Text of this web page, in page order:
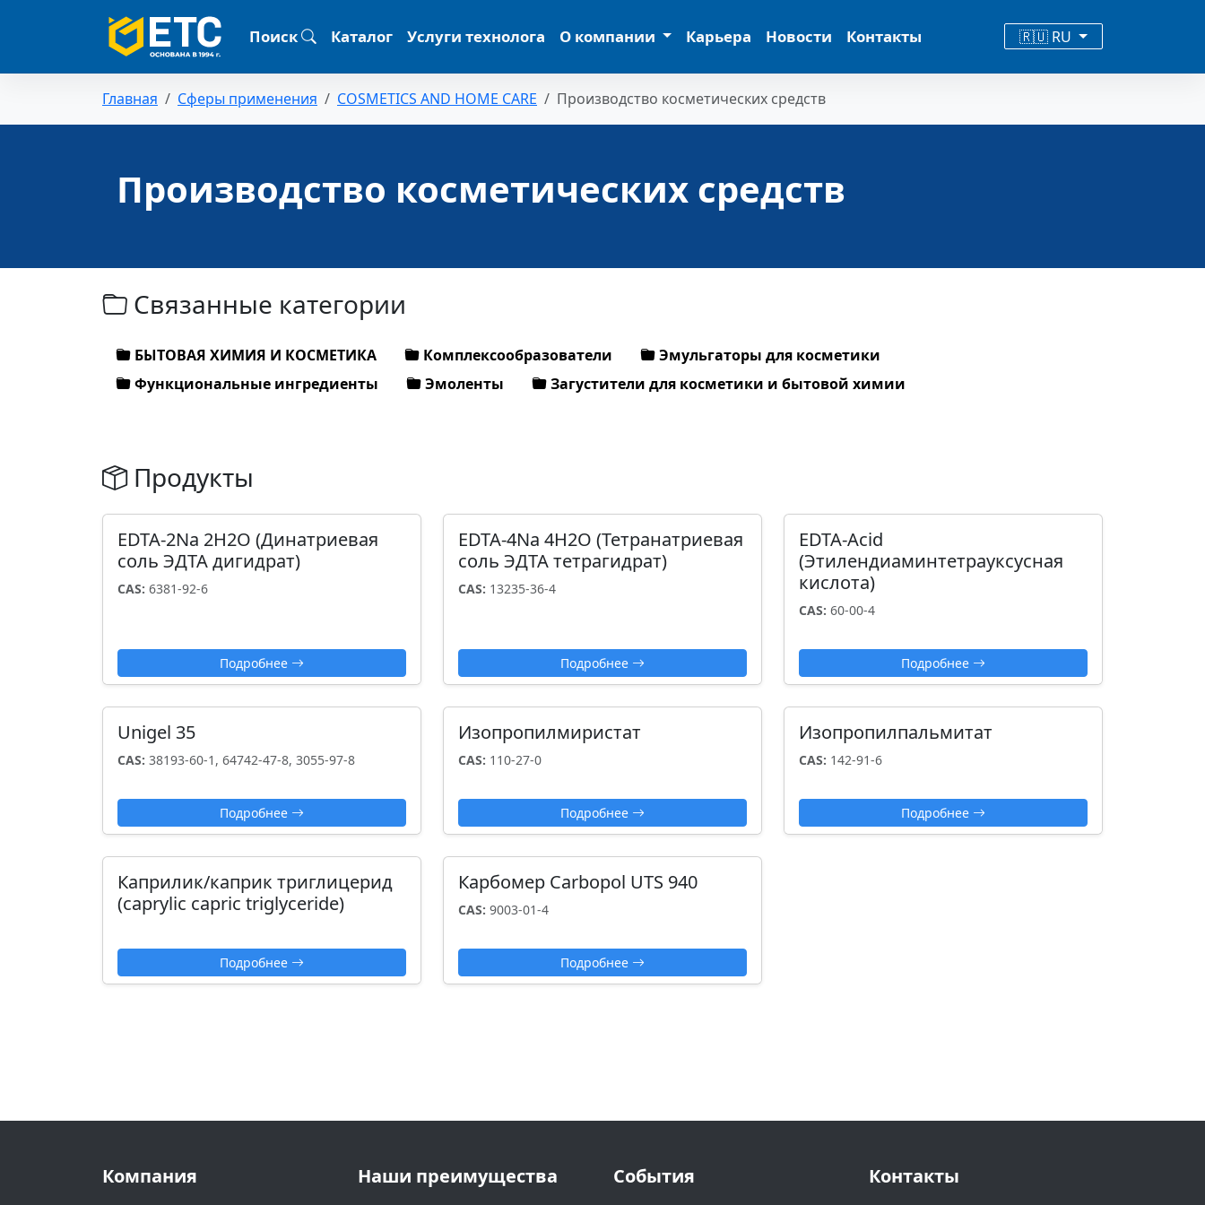
Поиск Каталог Услуги технолога О компании Карьера Новости Контакты 🇷🇺 RU
Главная Сферы применения COSMETICS AND HOME CARE Производство косметических средств
Производство косметических средств
Связанные категории
БЫТОВАЯ ХИМИЯ И КОСМЕТИКА Комплексообразователи
Эмульгаторы для косметики
Функциональные ингредиенты
Эмоленты Загустители для косметики и бытовой химии
Продукты
EDTA-2Na 2H2О (Динатриевая
соль ЭДТА дигидрат)
CAS: 6381-92-6
Подробнее
EDTA-4Na 4H2О (Тетранатриевая
соль ЭДТА тетрагидрат)
CAS: 13235-36-4
Подробнее
EDTA-Acid
(Этилендиаминтетрауксусная
кислота)
CAS: 60-00-4
Подробнее
Unigel 35
CAS: 38193-60-1, 64742-47-8, 3055-97-8
Подробнее
Изопропилмиристат
CAS: 110-27-0
Подробнее
Изопропилпальмитат
CAS: 142-91-6
Подробнее
Каприлик/каприк триглицерид
(caprylic capric triglyceride)
Подробнее
Карбомер Carbopol UTS 940
CAS: 9003-01-4
Подробнее
Компания Наши преимущества События Контакты